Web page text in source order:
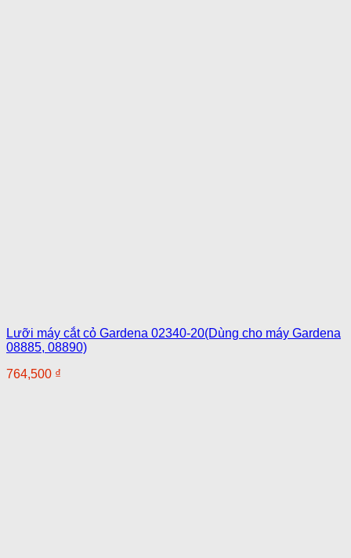
Lưỡi máy cắt cỏ Gardena 02340-20(Dùng cho máy Gardena
08885, 08890)
764,500 ₫